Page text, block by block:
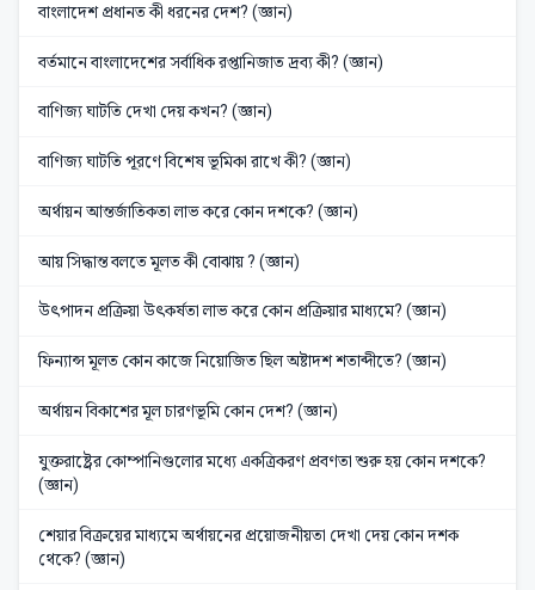
বাংলাদেশ প্রধানত কী ধরনের দেশ? (জ্ঞান)
বর্তমানে বাংলাদেশের সর্বাধিক রপ্তানিজাত দ্রব্য কী? (জ্ঞান)
বাণিজ্য ঘাটতি দেখা দেয় কখন? (জ্ঞান)
বাণিজ্য ঘাটতি পূরণে বিশেষ ভূমিকা রাখে কী? (জ্ঞান)
অর্থায়ন আন্তর্জাতিকতা লাভ করে কোন দশকে? (জ্ঞান)
আয় সিদ্ধান্ত বলতে মূলত কী বোঝায় ? (জ্ঞান)
উৎপাদন প্রক্রিয়া উৎকর্ষতা লাভ করে কোন প্রক্রিয়ার মাধ্যমে? (জ্ঞান)
ফিন্যান্স মূলত কোন কাজে নিয়োজিত ছিল অষ্টাদশ শতাব্দীতে? (জ্ঞান)
অর্থায়ন বিকাশের মূল চারণভূমি কোন দেশ? (জ্ঞান)
যুক্তরাষ্ট্রের কোম্পানিগুলোর মধ্যে একত্রিকরণ প্রবণতা শুরু হয় কোন দশকে?
(জ্ঞান)
শেয়ার বিক্রয়ের মাধ্যমে অর্থায়নের প্রয়োজনীয়তা দেখা দেয় কোন দশক
থেকে? (জ্ঞান)